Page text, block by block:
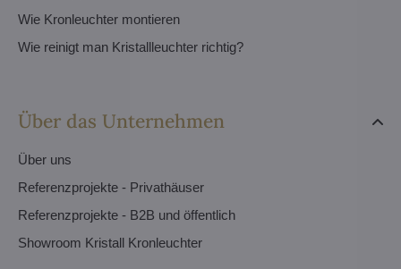
Wie Kronleuchter montieren
Wie reinigt man Kristallleuchter richtig?
Über das Unternehmen
Über uns
Referenzprojekte - Privathäuser
Referenzprojekte - B2B und öffentlich
Showroom Kristall Kronleuchter